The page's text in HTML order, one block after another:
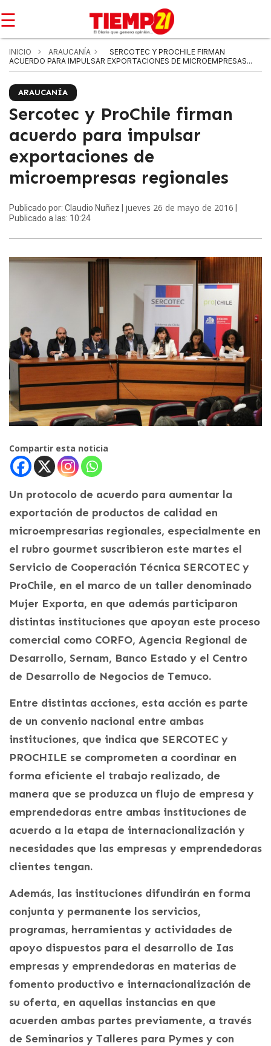
☰
INICIO ARAUCANÍA
SERCOTEC Y PROCHILE FIRMAN
ACUERDO PARA IMPULSAR EXPORTACIONES DE MICROEMPRESAS...
ARAUCANÍA
Sercotec y ProChile firman
acuerdo para impulsar
exportaciones de
microempresas regionales
Publicado por: Claudio Nuñez | jueves 26 de mayo de 2016
Publicado a las: 10:24
Compartir esta noticia
Un protocolo de acuerdo para aumentar la
exportación de productos de calidad en
microempresarias regionales, especialmente en
el rubro gourmet suscribieron este martes el
Servicio de Cooperación Técnica SERCOTEC y
ProChile, en el marco de un taller denominado
Mujer Exporta, en que además participaron
distintas instituciones que apoyan este proceso
comercial como CORFO, Agencia Regional de
Desarrollo, Sernam, Banco Estado y el Centro
de Desarrollo de Negocios de Temuco.
Entre distintas acciones, esta acción es parte
de un convenio nacional entre ambas
instituciones, que indica que SERCOTEC y
PROCHILE se comprometen a coordinar en
forma eficiente el trabajo realizado, de
manera que se produzca un flujo de empresa y
emprendedoras entre ambas instituciones de
acuerdo a la etapa de internacionalización y
necesidades que las empresas y emprendedoras
clientes tengan.
Además, las instituciones difundirán en forma
conjunta y permanente los servicios,
programas, herramientas y actividades de
apoyo dispuestos para el desarrollo de Ias
empresas y emprendedoras en materias de
fomento productivo e internacionalización de
su oferta, en aquellas instancias en que
acuerden ambas partes previamente, a través
de Seminarios y Talleres para Pymes y con